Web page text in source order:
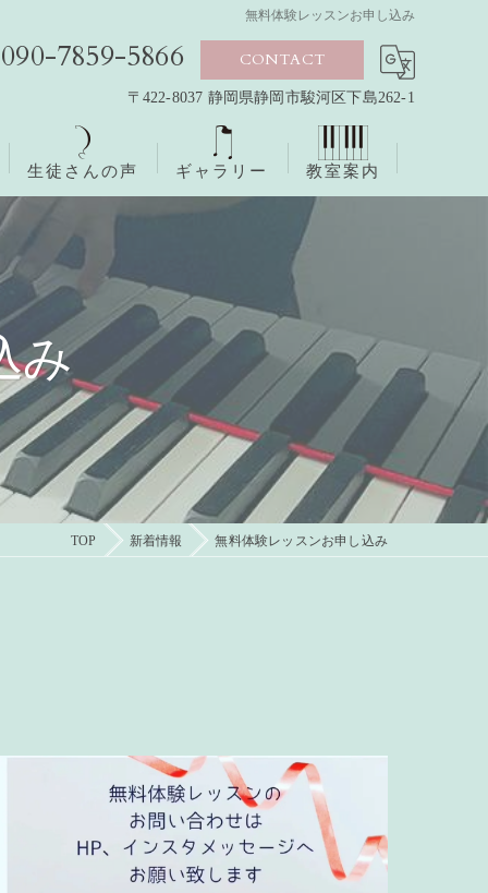
無料体験レッスンお申し込み
090-7859-5866 CONTACT
〒422-8037 静岡県静岡市駿河区下島262-1
生徒さんの声 ギャラリー 教室案内
み
TOP 新着情報 無料体験レッスンお申し込み